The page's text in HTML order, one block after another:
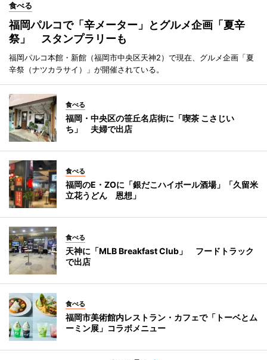
食べる
福岡パルコで「辛メーター」とグルメ企画「夏辛
祭」 スタンプラリーも
福岡パルコ本館・新館（福岡市中央区天神2）で現在、グルメ企画「夏
辛祭（ナツカラサイ）」が開催されている。
食べる
福岡・中央区の笹丘名店街に「喫茶 こさじい
ち」 夫婦で出店
食べる
福岡のE・ZOに「銀だこハイボール酒場」「久留米
立花うどん 恩想」
食べる
天神に「MLB Breakfast Club」 フードトラック
で出店
食べる
福岡市美術館内レストラン・カフェで「トーベとム
ーミン展」コラボメニュー